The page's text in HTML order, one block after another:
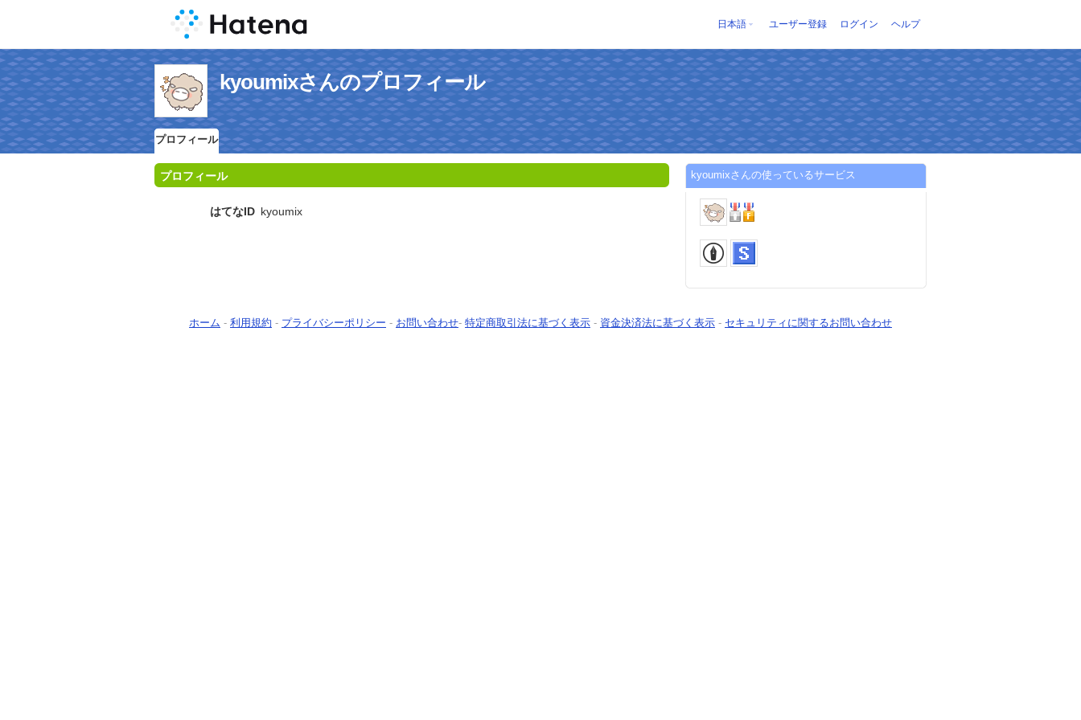
日本語 ユーザー登録 ログイン ヘルプ
kyoumixさんのプロフィール
プロフィール
プロフィール
はてなID kyoumix
kyoumixさんの使っているサービス
ホーム - 利用規約 - プライバシーポリシー - お問い合わせ- 特定商取引法に基づく表示 - 資金決済法に基づく表示 - セキュリティに関するお問い合わせ